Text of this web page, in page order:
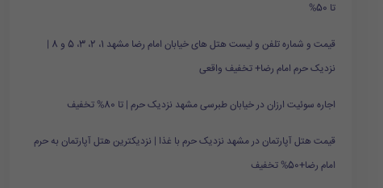
تا 50%
قیمت و شماره تلفن و لیست هتل های خیابان امام رضا مشهد 1، 2، 3، 5 و 8 |
نزدیک حرم امام رضا+ تخفیف واقعی
اجاره سوئیت ارزان در خیابان طبرسی مشهد نزدیک حرم | تا 80% تخفیف
قیمت هتل آپارتمان در مشهد نزدیک حرم با غذا | نزدیکترین هتل آپارتمان به حرم
امام رضا+50% تخفیف